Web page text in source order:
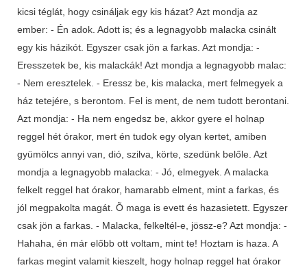
kicsi téglát, hogy csináljak egy kis házat? Azt mondja az
ember: - Én adok. Adott is; és a legnagyobb malacka csinált
egy kis házikót. Egyszer csak jön a farkas. Azt mondja: -
Eresszetek be, kis malackák! Azt mondja a legnagyobb malac:
- Nem eresztelek. - Eressz be, kis malacka, mert felmegyek a
ház tetejére, s berontom. Fel is ment, de nem tudott berontani.
Azt mondja: - Ha nem engedsz be, akkor gyere el holnap
reggel hét órakor, mert én tudok egy olyan kertet, amiben
gyümölcs annyi van, dió, szilva, körte, szedünk belőle. Azt
mondja a legnagyobb malacka: - Jó, elmegyek. A malacka
felkelt reggel hat órakor, hamarabb elment, mint a farkas, és
jól megpakolta magát. Õ maga is evett és hazasietett. Egyszer
csak jön a farkas. - Malacka, felkeltél-e, jössz-e? Azt mondja: -
Hahaha, én már előbb ott voltam, mint te! Hoztam is haza. A
farkas megint valamit kieszelt, hogy holnap reggel hat órakor